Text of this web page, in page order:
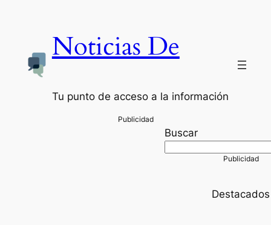
Noticias De
Tu punto de acceso a la información
Buscar
Destacados